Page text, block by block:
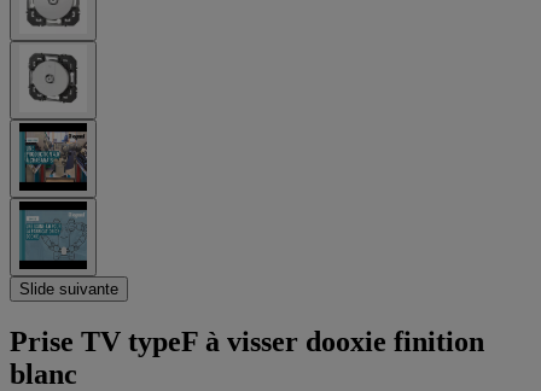
Slide suivante
Prise TV typeF à visser dooxie finition
blanc